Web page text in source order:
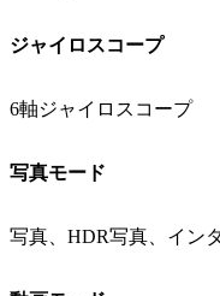
ジャイロスコープ
6軸ジャイロスコープ
写真モード
写真、HDR写真、イン